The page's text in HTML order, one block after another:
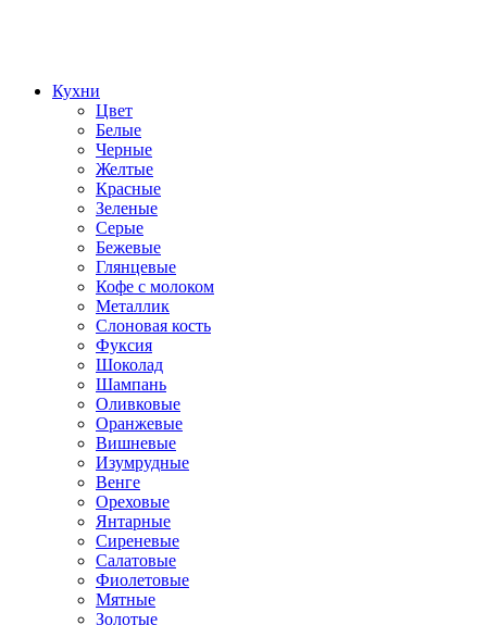
Кухни
Цвет
Белые
Черные
Желтые
Красные
Зеленые
Серые
Бежевые
Глянцевые
Кофе с молоком
Металлик
Слоновая кость
Фуксия
Шоколад
Шампань
Оливковые
Оранжевые
Вишневые
Изумрудные
Венге
Ореховые
Янтарные
Сиреневые
Салатовые
Фиолетовые
Мятные
Золотые